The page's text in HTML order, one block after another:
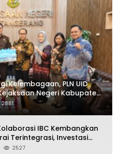
Kelembagaan, PLN UID
Negeri Kabupaten
Dukung Pelayanan
2881
IBC Kembangkan
Terintegrasi, Investasi
2527